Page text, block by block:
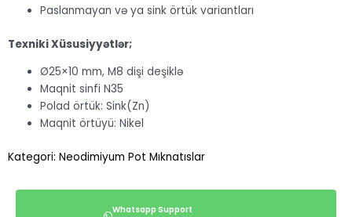
Paslanmayan və ya sink örtük variantları
Texniki Xüsusiyyətlər;
Ø25×10 mm, M8 dişi deşiklə
Maqnit sinfi N35
Polad örtük: Sink(Zn)
Maqnit örtüyü: Nikel
Kategori: Neodimiyum Pot Mıknatıslar